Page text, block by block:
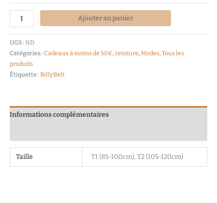
Ajouter au panier
UGS : ND
Catégories : Cadeaux à moins de 50€, ceinture, Modes, Tous les
produits
Étiquette : BillyBelt
Informations complémentaires
Taille T1 (85-100cm), T2 (105-120cm)